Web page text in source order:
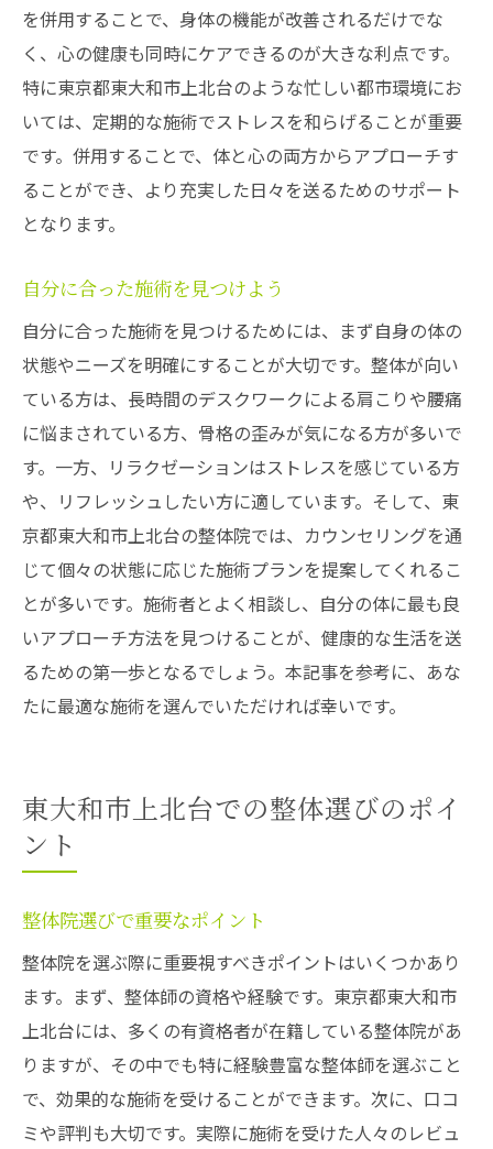
を併用することで、身体の機能が改善されるだけでな
く、心の健康も同時にケアできるのが大きな利点です。
特に東京都東大和市上北台のような忙しい都市環境にお
いては、定期的な施術でストレスを和らげることが重要
です。併用することで、体と心の両方からアプローチす
ることができ、より充実した日々を送るためのサポート
となります。
自分に合った施術を見つけよう
自分に合った施術を見つけるためには、まず自身の体の
状態やニーズを明確にすることが大切です。整体が向い
ている方は、長時間のデスクワークによる肩こりや腰痛
に悩まされている方、骨格の歪みが気になる方が多いで
す。一方、リラクゼーションはストレスを感じている方
や、リフレッシュしたい方に適しています。そして、東
京都東大和市上北台の整体院では、カウンセリングを通
じて個々の状態に応じた施術プランを提案してくれるこ
とが多いです。施術者とよく相談し、自分の体に最も良
いアプローチ方法を見つけることが、健康的な生活を送
るための第一歩となるでしょう。本記事を参考に、あな
たに最適な施術を選んでいただければ幸いです。
東大和市上北台での整体選びのポイ
ント
整体院選びで重要なポイント
整体院を選ぶ際に重要視すべきポイントはいくつかあり
ます。まず、整体師の資格や経験です。東京都東大和市
上北台には、多くの有資格者が在籍している整体院があ
りますが、その中でも特に経験豊富な整体師を選ぶこと
で、効果的な施術を受けることができます。次に、口コ
ミや評判も大切です。実際に施術を受けた人々のレビュ